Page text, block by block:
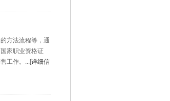
方法流程等，通
家职业资格证
工作。...[详细信